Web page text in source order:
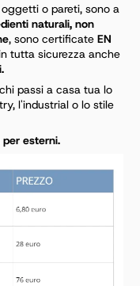
o pareti, sono a
naturali, non
, sono certificate EN
tutta sicurezza anche
passi a casa tua lo
l'industrial o lo stile
esterni.